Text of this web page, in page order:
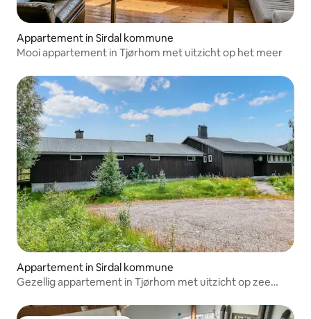
Appartement in Sirdal kommune
Mooi appartement in Tjørhom met uitzicht op het meer
Appartement in Sirdal kommune
Gezellig appartement in Tjørhom met uitzicht op zee